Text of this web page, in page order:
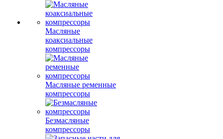
Масляные
коаксиальные
компрессоры
Масляные ременные
компрессоры
Безмасляные
компрессоры